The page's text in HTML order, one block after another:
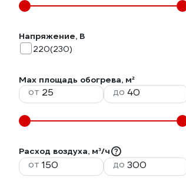
Напряжение, В
220(230)
Max площадь обогрева, м²
от до
Расход воздуха, м³/ч
от до